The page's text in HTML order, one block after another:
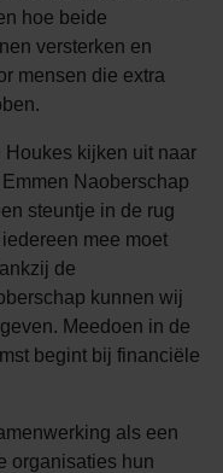
hoe beide
versterken en
mensen die extra
Houkes kijken uit naar
Naoberschap
steuntje in de rug
mee moet
de
kunnen wij
Meedoen in de
begint bij financiële
als een
organisaties hun